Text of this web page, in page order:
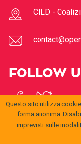
CILD -
FOLLOW
Questo sito utilizza
forma anonima.
imprevisti sulle